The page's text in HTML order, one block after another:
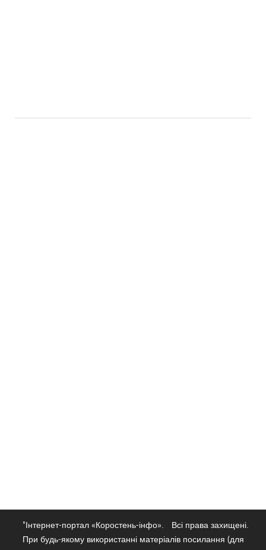
"Інтернет-портал «Коростень-інфо».
Всі права захищені.
При будь-якому використанні матеріалів посилання (для